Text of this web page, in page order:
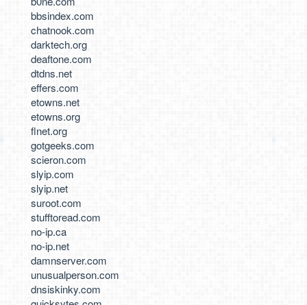
bbsindex.com
chatnook.com
darktech.org
deaftone.com
dtdns.net
effers.com
etowns.net
etowns.org
flnet.org
gotgeeks.com
scieron.com
slyip.com
slyip.net
suroot.com
stufftoread.com
no-ip.ca
no-ip.net
damnserver.com
unusualperson.com
dnsiskinky.com